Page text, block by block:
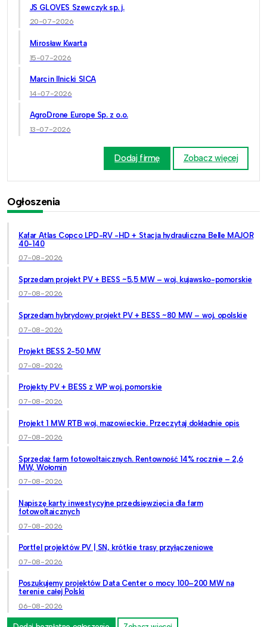
JS GLOVES Szewczyk sp. j.
20-07-2026
Mirosław Kwarta
15-07-2026
Marcin Ilnicki SICA
14-07-2026
AgroDrone Europe Sp. z o.o.
13-07-2026
Dodaj firmę Zobacz więcej
Ogłoszenia
Kafar Atlas Copco LPD-RV -HD + Stacja hydrauliczna Belle MAJOR
40-140
07-08-2026
Sprzedam projekt PV + BESS ~5,5 MW – woj. kujawsko-pomorskie
07-08-2026
Sprzedam hybrydowy projekt PV + BESS ~80 MW – woj. opolskie
07-08-2026
Projekt BESS 2-50 MW
07-08-2026
Projekty PV + BESS z WP woj. pomorskie
07-08-2026
Projekt 1 MW RTB woj. mazowieckie. Przeczytaj dokładnie opis
07-08-2026
Sprzedaż farm fotowoltaicznych. Rentowność 14% rocznie – 2,6
MW, Wołomin
07-08-2026
Napiszę karty inwestycyjne przedsięwzięcia dla farm
fotowoltaicznych
07-08-2026
Portfel projektów PV | SN, krótkie trasy przyłączeniowe
07-08-2026
Poszukujemy projektów Data Center o mocy 100–200 MW na
terenie całej Polski
06-08-2026